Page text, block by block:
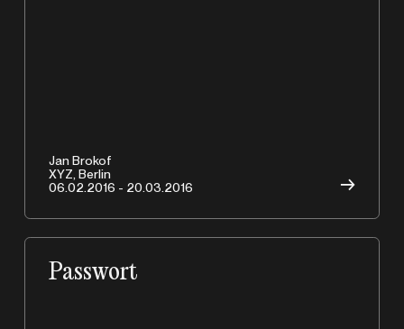
Jan Brokof
XYZ, Berlin
06.02.2016 - 20.03.2016
→
Passwort